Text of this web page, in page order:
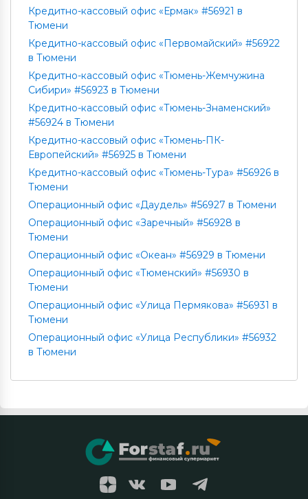
Кредитно-кассовый офис «Ермак» #56921 в
Тюмени
Кредитно-кассовый офис «Первомайский» #56922
в Тюмени
Кредитно-кассовый офис «Тюмень-Жемчужина
Сибири» #56923 в Тюмени
Кредитно-кассовый офис «Тюмень-Знаменский»
#56924 в Тюмени
Кредитно-кассовый офис «Тюмень-ПК-
Европейский» #56925 в Тюмени
Кредитно-кассовый офис «Тюмень-Тура» #56926 в
Тюмени
Операционный офис «Даудель» #56927 в Тюмени
Операционный офис «Заречный» #56928 в
Тюмени
Операционный офис «Океан» #56929 в Тюмени
Операционный офис «Тюменский» #56930 в
Тюмени
Операционный офис «Улица Пермякова» #56931 в
Тюмени
Операционный офис «Улица Республики» #56932
в Тюмени